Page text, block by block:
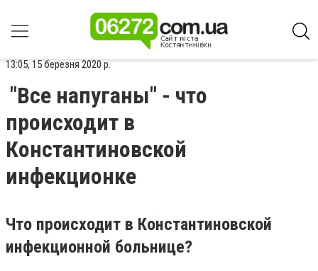
13:05, 15 березня 2020 р.
"Все напуганы" - что
происходит в
Константиновской
инфекционке
Что происходит в Константиновской
инфекционной больнице?